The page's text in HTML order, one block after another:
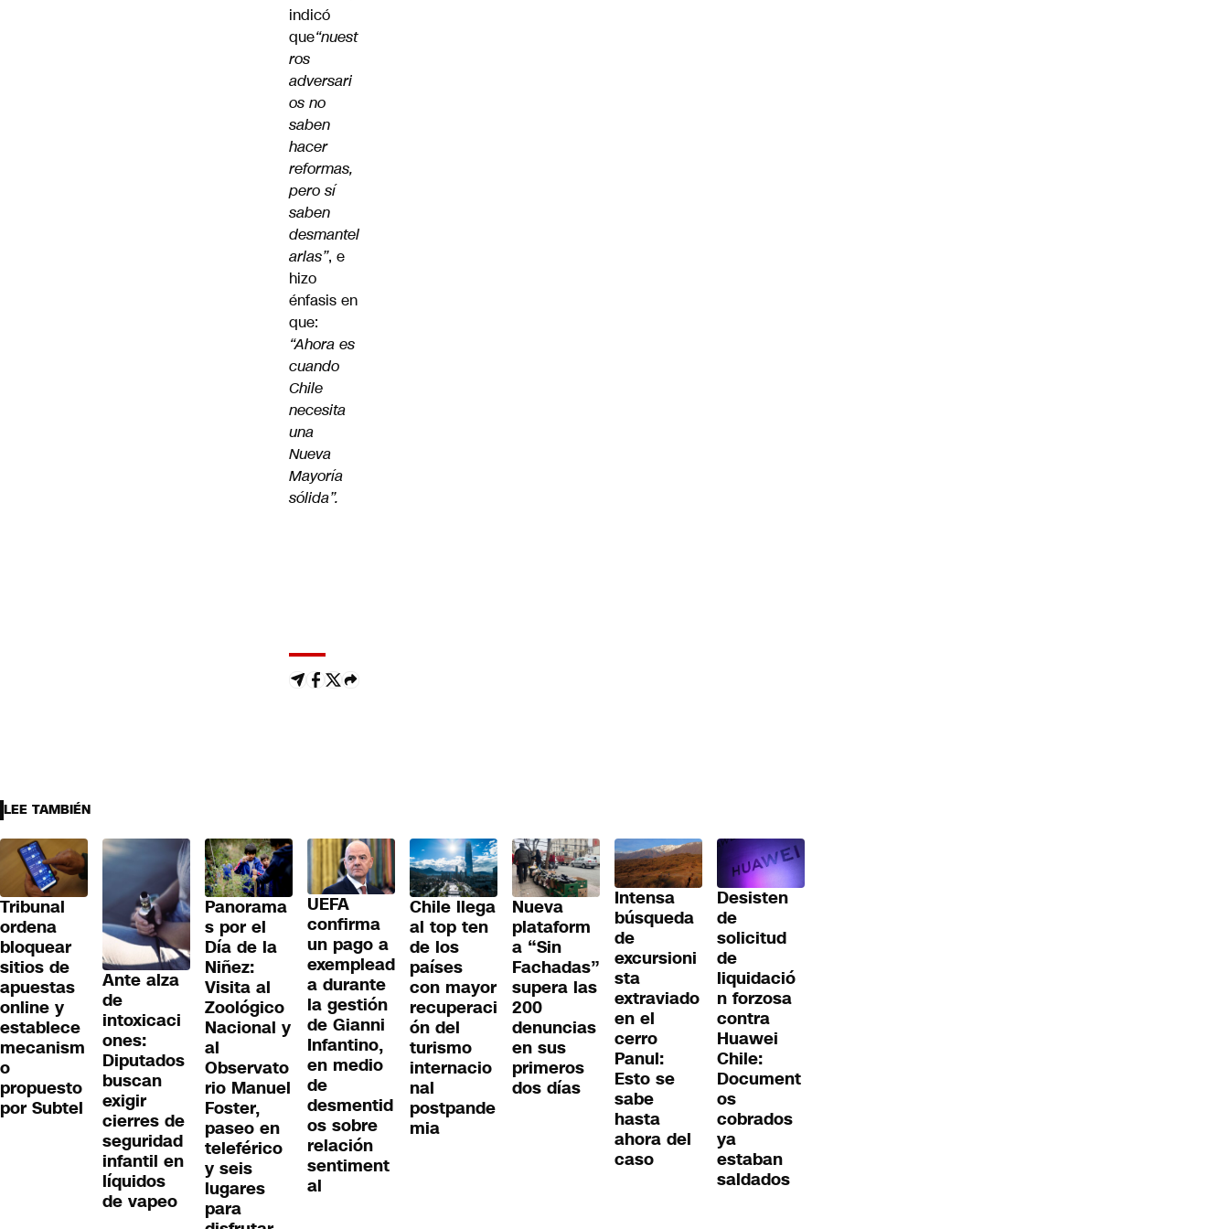
indicó
que“nuest
ros
adversari
os no
saben
hacer
reformas,
pero sí
saben
desmantel
arlas”, e
hizo
énfasis en
que:
“Ahora es
cuando
Chile
necesita
una
Nueva
Mayoría
sólida”.
LEE TAMBIÉN
Tribunal
ordena
bloquear
sitios de
apuestas
online y
establece
mecanism
o
propuesto
por Subtel
Ante alza
de
intoxicaci
ones:
Diputados
buscan
exigir
cierres de
seguridad
infantil en
líquidos
de vapeo
Panorama
s por el
Día de la
Niñez:
Visita al
Zoológico
Nacional y
al
Observato
rio Manuel
Foster,
paseo en
teleférico
y seis
lugares
para
UEFA
confirma
un pago a
exemplead
a durante
la gestión
de Gianni
Infantino,
en medio
de
desmentid
os sobre
relación
sentiment
al
Chile llega
al top ten
de los
países
con mayor
recuperaci
ón del
turismo
internacio
nal
postpande
mia
Nueva
plataform
a “Sin
Fachadas”
supera las
200
denuncias
en sus
primeros
dos días
Intensa
búsqueda
de
excursioni
sta
extraviado
en el
cerro
Panul:
Esto se
sabe
hasta
ahora del
caso
Desisten
de
solicitud
de
liquidació
n forzosa
contra
Huawei
Chile:
Document
os
cobrados
ya
estaban
saldados